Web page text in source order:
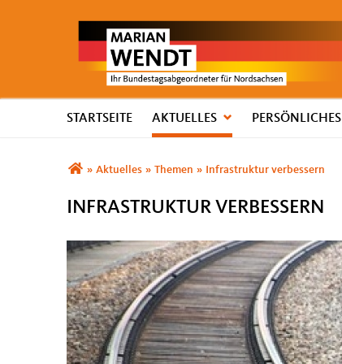
STARTSEITE AKTUELLES PERSÖNLICHES
Sie sind hier
» Aktuelles » Themen » Infrastruktur verbessern
INFRASTRUKTUR VERBESSERN